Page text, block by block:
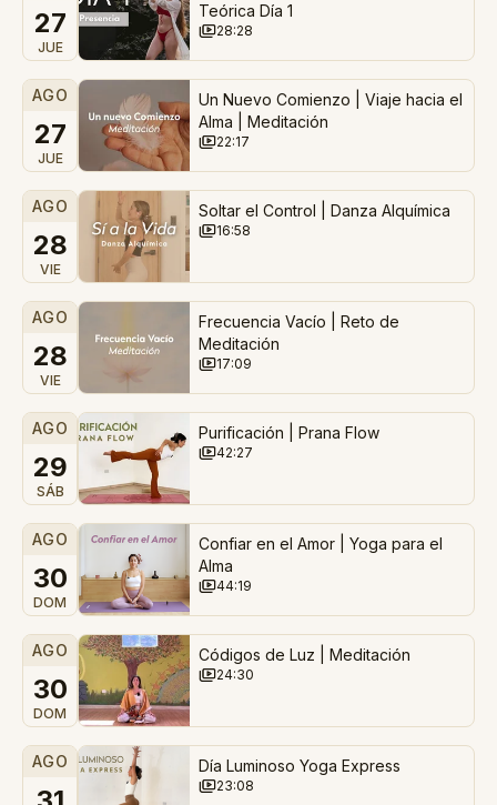
27
JUE
Teórica Día 1
28:28
AGO
27
JUE
Un Nuevo Comienzo | Viaje hacia el
Alma | Meditación
22:17
AGO
28
VIE
Soltar el Control | Danza Alquímica
16:58
AGO
28
VIE
Frecuencia Vacío | Reto de
Meditación
17:09
AGO
29
SÁB
Purificación | Prana Flow
42:27
AGO
30
DOM
Confiar en el Amor | Yoga para el
Alma
44:19
AGO
30
DOM
Códigos de Luz | Meditación
24:30
AGO Día Luminoso Yoga Express
23:08